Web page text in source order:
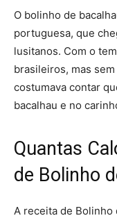
O bolinho de
portuguesa, que
lusitanos. Com o
brasileiros, mas
costumava contar
bacalhau e no
Quantas
de Bolinho
A receita de Bolinho